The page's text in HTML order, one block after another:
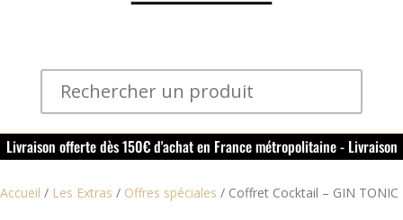
Livraison offerte dès 150€ d'achat en France métropolitaine - Livraison
offerte dans le rouillacais (16) dès 50€ d'achat
Accueil / Les Extras / Offres spéciales / Coffret Cocktail – GIN TONIC